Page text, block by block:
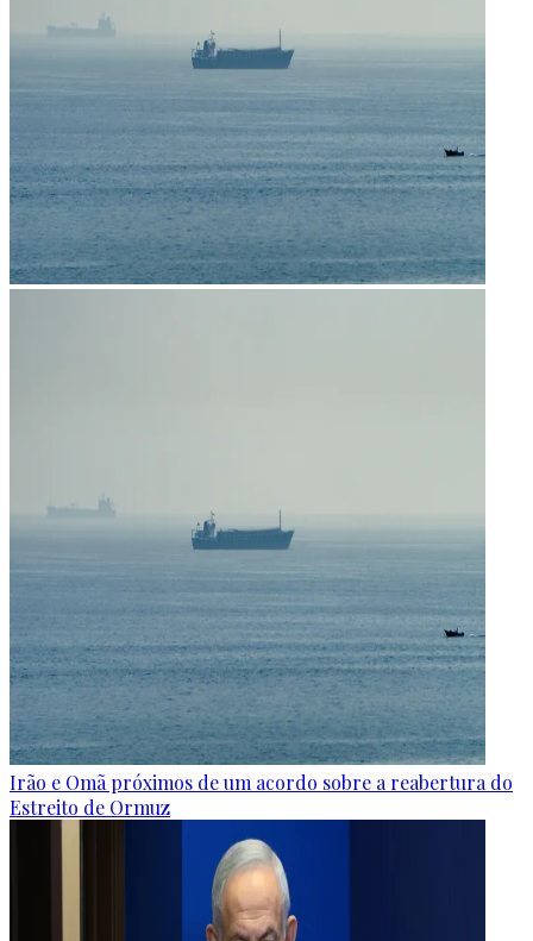
Irão e Omã próximos de um acordo sobre a reabertura do
Estreito de Ormuz